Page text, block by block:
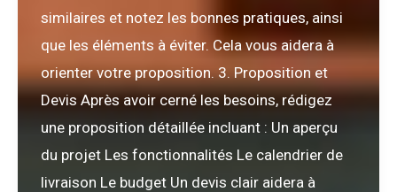
similaires et notez les bonnes pratiques, ainsi
que les éléments à éviter. Cela vous aidera à
orienter votre proposition. 3. Proposition et
Devis Après avoir cerné les besoins, rédigez
une proposition détaillée incluant : Un aperçu
du projet Les fonctionnalités Le calendrier de
livraison Le budget Un devis clair aidera à